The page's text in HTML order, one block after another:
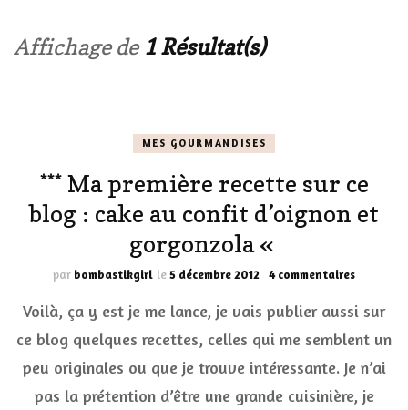
Affichage de 1 Résultat(s)
MES GOURMANDISES
*** Ma première recette sur ce
blog : cake au confit d’oignon et
gorgonzola «
par bombastikgirl le5 décembre 2012 4 commentairessur
Ma
recette
sur
blog
Voilà, ça y est je me lance, je vais publier aussi sur
ce blog quelques recettes, celles qui me semblent un
peu originales ou que je trouve intéressante. Je n’ai
pas la prétention d’être une grande cuisinière, je